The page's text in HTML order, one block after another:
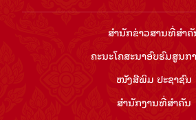
ສຳ​ນັກ​ຂ່າວ​ສານ​ທີ່​ສຳ​
ຄະນະໂຄສະນາອົບຮົມ​ສູນ​ກ
ໜັງສືພິມ ປະ​ຊາ​ຊົນ
ສຳ​ນັກ​ງານ​ທີ່​ສຳ​ຄັນ